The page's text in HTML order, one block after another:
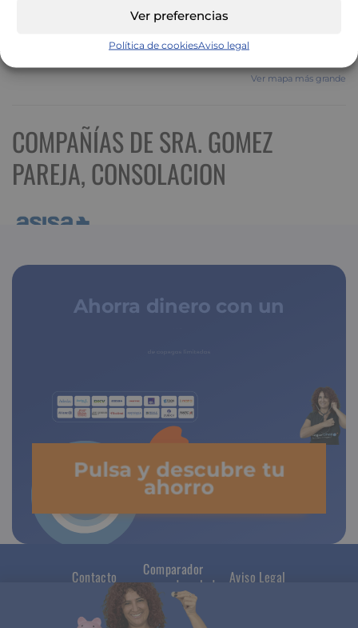
Ver preferencias
Política de cookiesAviso legal
Ver mapa más grande
COMPAÑÍAS DE SRA. GOMEZ
PAREJA, CONSOLACION
Ahorra dinero con un
Pulsa y descubre tu
ahorro
Contacto
Comparador
seguros de salud
Aviso Legal